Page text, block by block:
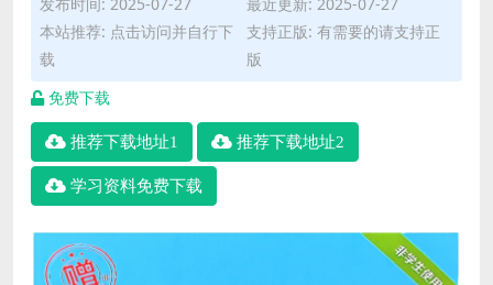
本站推荐: 点击访问并自行下
载
支持正版: 有需要的请支持正
版
免费下载
推荐下载地址1 推荐下载地址2
学习资料免费下载